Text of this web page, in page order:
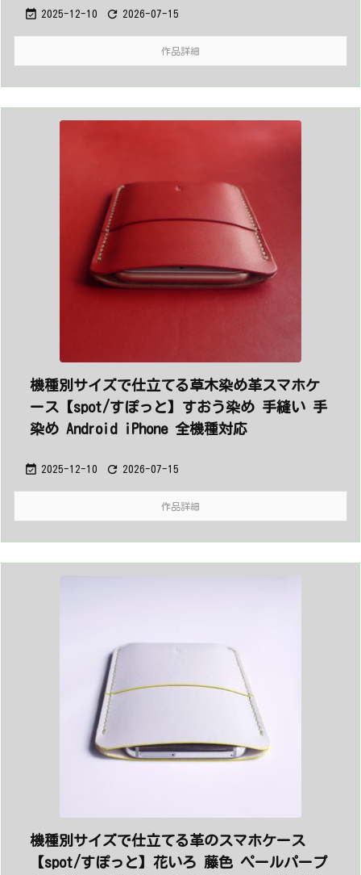
 2025-12-10  2026-07-15
作品詳細
機種別サイズで仕立てる草木染め革スマホケ
ース【spot/すぽっと】すおう染め 手縫い 手
染め Android iPhone 全機種対応
 2025-12-10  2026-07-15
作品詳細
機種別サイズで仕立てる革のスマホケース
【spot/すぽっと】花いろ 藤色 ペールパープ